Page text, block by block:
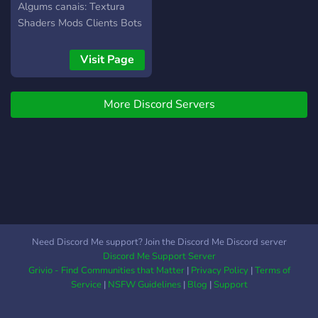
yes this is the right server
for you, now if you don't
also for you, here is a list of
what we have here: Active
and Championships Memes
and Memes Communities
Algums canais: Textura
Shaders Mods Clients Bots
músicas O resto tuVisit Page
More Discord Servers
Need Discord Me support? Join the Discord Me Discord server
Discord Me Support Server
Grivio - Find Communities that Matter| Privacy Policy|Terms of
Service| NSFW Guidelines| Blog |Support